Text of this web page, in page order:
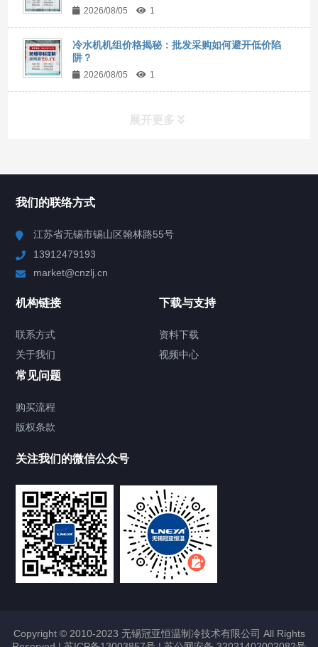
2026/08/05 1
冷水机机组价格揭秘：批发采购如何避开低价陷
阱？
2026/08/05 1
展开更多
Chiller高精度制冷循环器
TCU温度控制单元
Chiller气体控温系统
Chamber试验箱
FREEZER低温箱
VOCs冷凝回收装置
我们的联络方式
江苏省无锡市锡山区翰林路55号
13912479193
market@cnzlj.cn
机构链接
联系方式
关于我们
下载与支持
资料下载
视频中心
常见问题
购买流程
版权条款
关注我们的微信公众号
Copyright © 2010-2023 无锡冠亚恒温制冷技术有限公司 All Rights